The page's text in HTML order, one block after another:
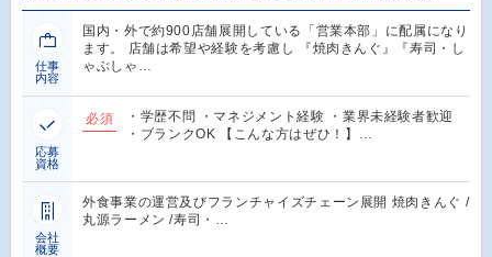
仕事
内容
国内・外で約900店舗展開している「営業本部」に配属になり
ます。 店舗は希望や経験を考慮し 『焼肉きんぐ』『寿司・し
ゃぶしゃ…
応募
資格
必須
・学歴不問 ・マネジメント経験 ・業界未経験者歓迎
・ブランクOK 【こんな方はぜひ！】…
会社
概要
外食事業の運営及びフランチャイズチェーン展開 焼肉きんぐ /
丸源ラーメン /寿司・…